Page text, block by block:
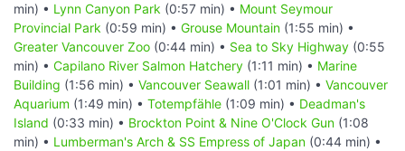
min) • Lynn Canyon Park (0:57 min) • Mount Seymour
Provincial Park (0:59 min) • Grouse Mountain (1:55 min) •
Greater Vancouver Zoo (0:44 min) • Sea to Sky Highway (0:55
min) • Capilano River Salmon Hatchery (1:11 min) • Marine
Building (1:56 min) • Vancouver Seawall (1:01 min) • Vancouver
Aquarium (1:49 min) • Totempfähle (1:09 min) • Deadman's
Island (0:33 min) • Brockton Point & Nine O'Clock Gun (1:08
min) • Lumberman's Arch & SS Empress of Japan (0:44 min) •